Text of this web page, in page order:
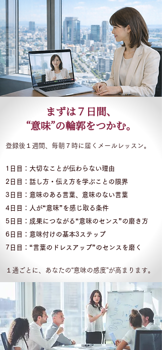
まずは７日間、
“意味”の輪郭をつかむ。
登録後１週間、毎朝７時に届くメールレッスン。
1日目：大切なことが伝わらない理由
2日目：話し方・伝え方を学ぶことの限界
3日目：意味のある言葉、意味のない言葉
4日目：人が“意味”を感じ取る条件
5日目：成果につながる“意味のセンス”の磨き方
6日目：意味付けの基本3ステップ
7日目：“言葉のドレスアップ”のセンスを磨く
１通ごとに、あなたの“意味の感度”が高まります。